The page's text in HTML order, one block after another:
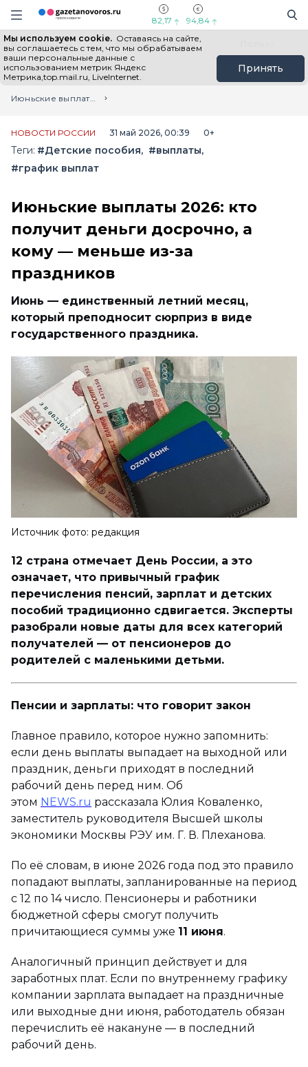
Информационный портал "ГазетаНоворос.ру"
Навигация сайта
82,17 94,84
Мы используем cookie. Оставаясь на сайте,
вы соглашаетесь с тем, что мы обрабатываем
ваши персональные данные с
использованием метрик Яндекс
Метрика,top.mail.ru, LiveInternet.
Принять
Все новости Новости России
Главная
Лента новостей
Июньские выплаты 2026: кто получит деньги досрочно, а кому — меньше из-за праздников
НОВОСТИ РОССИИ 31 май 2026, 00:39 0+
Теги: #Детские пособия
#выплаты
#график выплат
Июньские выплаты 2026: кто
получит деньги досрочно, а
кому — меньше из-за
праздников
Июнь — единственный летний месяц,
который преподносит сюрприз в виде
государственного праздника.
Источник фото: редакция
12 страна отмечает День России, а это
означает, что привычный график
перечисления пенсий, зарплат и детских
пособий традиционно сдвигается. Эксперты
разобрали новые даты для всех категорий
получателей — от пенсионеров до
родителей с маленькими детьми.
Пенсии и зарплаты: что говорит закон
Главное правило, которое нужно запомнить:
если день выплаты выпадает на выходной или
праздник, деньги приходят в последний
рабочий день перед ним. Об
этом NEWS.ru рассказала Юлия Коваленко,
заместитель руководителя Высшей школы
экономики Москвы РЭУ им. Г. В. Плеханова.
По её словам, в июне 2026 года под это правило
попадают выплаты, запланированные на период
с 12 по 14 число. Пенсионеры и работники
бюджетной сферы смогут получить
причитающиеся суммы уже 11 июня.
Аналогичный принцип действует и для
заработных плат. Если по внутреннему графику
компании зарплата выпадает на праздничные
или выходные дни июня, работодатель обязан
перечислить её накануне — в последний
рабочий день.